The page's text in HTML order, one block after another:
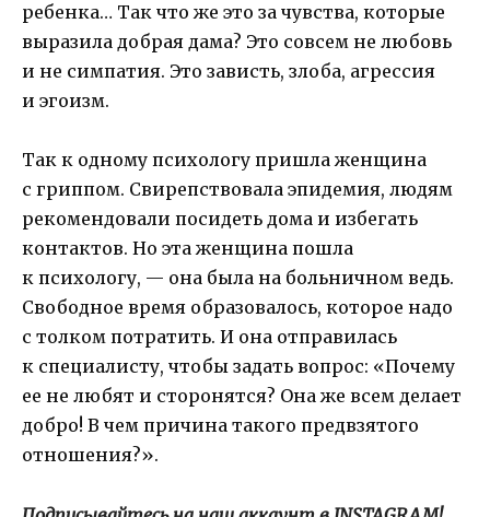
ребенка… Так что же это за чувства, которые
выразила добрая дама? Это совсем не любовь
и не симпатия. Это зависть, злоба, агрессия
и эгоизм.
Так к одному психологу пришла женщина
с гриппом. Свирепствовала эпидемия, людям
рекомендовали посидеть дома и избегать
контактов. Но эта женщина пошла
к психологу, — она была на больничном ведь.
Свободное время образовалось, которое надо
с толком потратить. И она отправилась
к специалисту, чтобы задать вопрос: «Почему
ее не любят и сторонятся? Она же всем делает
добро! В чем причина такого предвзятого
отношения?».